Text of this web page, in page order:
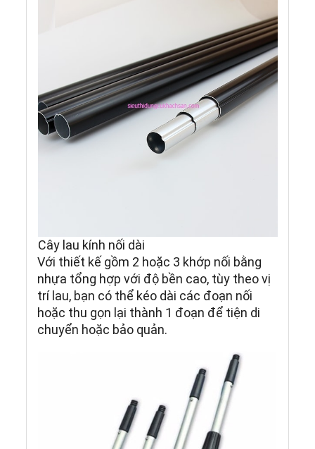
Cây lau kính nối dài
Với thiết kế gồm 2 hoặc 3 khớp nối bằng
nhựa tổng hợp với độ bền cao, tùy theo vị
trí lau, bạn có thể kéo dài các đoạn nối
hoặc thu gọn lại thành 1 đoạn để tiện di
chuyển hoặc bảo quản.